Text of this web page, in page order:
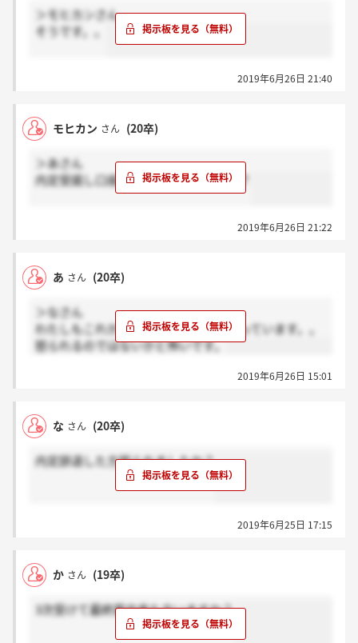
＞モヒカンさん
そうです。。
2019年6月26日 21:40
モヒカン さん (20卒)
＞あさん
内定受諾し口座も作った後でしょうか？
2019年6月26日 21:22
あ さん (20卒)
＞なさん
わたしもこれから内定辞退しようと思っています。。
怒られるのではないかと怖いです。
2019年6月26日 15:01
な さん (20卒)
内定辞退した方怒られましたか？
2019年6月25日 17:15
か さん (19卒)
3次受けて最終案内来た方いますか？